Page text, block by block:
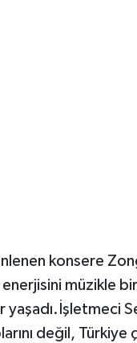
konsere
müzikle
değil, Türkiye